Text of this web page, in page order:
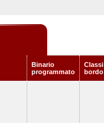
Binario
programmato
bordo